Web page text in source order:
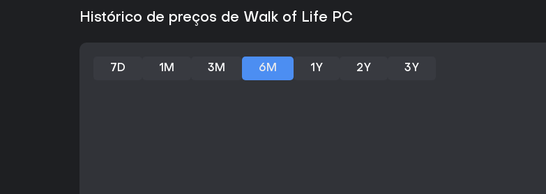
Histórico de preços de Walk of Life PC
7D 1M 3M 6M 1Y 2Y 3Y